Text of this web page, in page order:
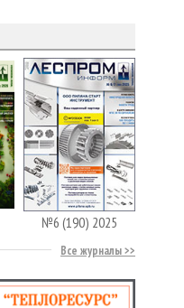
№6 (190) 2025
Все журналы